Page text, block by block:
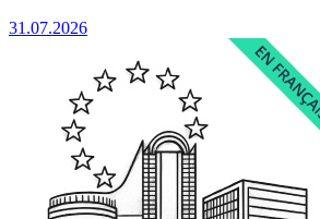
31.07.2026